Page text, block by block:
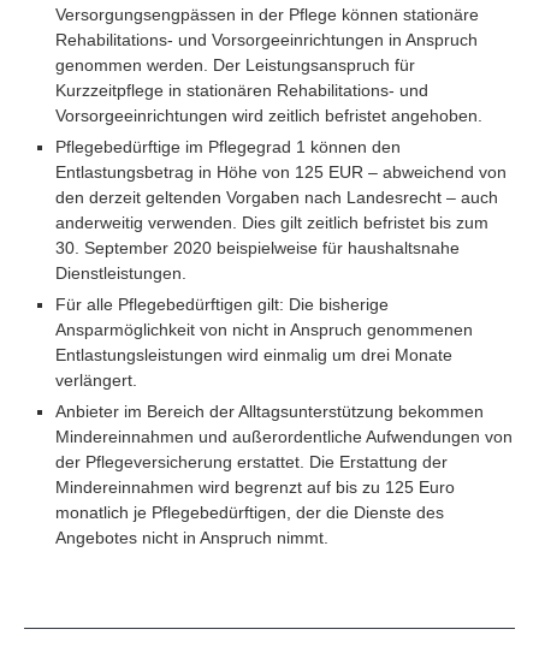
Versorgungsengpässen in der Pflege können stationäre
Rehabilitations- und Vorsorgeeinrichtungen in Anspruch
genommen werden. Der Leistungsanspruch für
Kurzzeitpflege in stationären Rehabilitations- und
Vorsorgeeinrichtungen wird zeitlich befristet angehoben.
Pflegebedürftige im Pflegegrad 1 können den
Entlastungsbetrag in Höhe von 125 EUR – abweichend von
den derzeit geltenden Vorgaben nach Landesrecht – auch
anderweitig verwenden. Dies gilt zeitlich befristet bis zum
30. September 2020 beispielweise für haushaltsnahe
Dienstleistungen.
Für alle Pflegebedürftigen gilt: Die bisherige
Ansparmöglichkeit von nicht in Anspruch genommenen
Entlastungsleistungen wird einmalig um drei Monate
verlängert.
Anbieter im Bereich der Alltagsunterstützung bekommen
Mindereinnahmen und außerordentliche Aufwendungen von
der Pflegeversicherung erstattet. Die Erstattung der
Mindereinnahmen wird begrenzt auf bis zu 125 Euro
monatlich je Pflegebedürftigen, der die Dienste des
Angebotes nicht in Anspruch nimmt.